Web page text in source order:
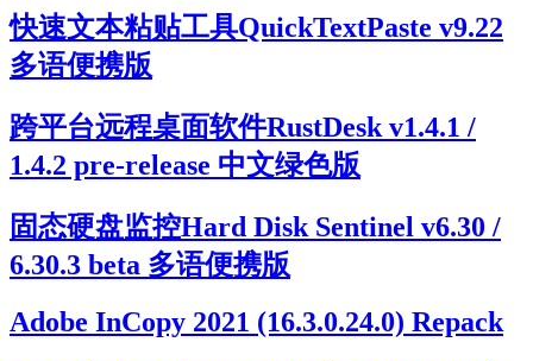
快速文本粘贴工具QuickTextPaste v9.22
多语便携版
跨平台远程桌面软件RustDesk v1.4.1 /
1.4.2 pre-release 中文绿色版
固态硬盘监控Hard Disk Sentinel v6.30 /
6.30.3 beta 多语便携版
Adobe InCopy 2021 (16.3.0.24.0) Repack